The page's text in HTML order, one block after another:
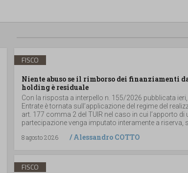
FISCO
Niente abuso se il rimborso dei finanziamenti
holding è residuale
Con la risposta a interpello n. 155/2026 pubblicata ieri,
Entrate è tornata sull’applicazione del regime del
art. 177 comma 2 del TUIR nel caso in cui l’apporto di
partecipazione venga imputato interamente a riserva,
8 agosto 2026
/Alessandro COTTO
FISCO